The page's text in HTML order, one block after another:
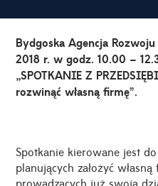
Bydgoska Agencja
2018 r. w godz. 10.00 –
„SPOTKANIE Z
rozwinąć własną firmę”.
Spotkanie kierowane jest
planujących założyć
prowadzących już swoją